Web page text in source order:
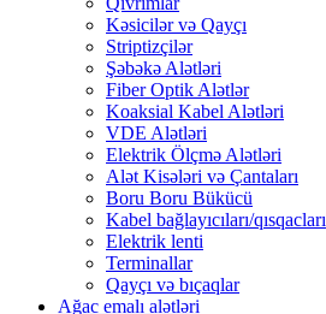
Kəsicilər və Qayçı
Striptizçilər
Şəbəkə Alətləri
Fiber Optik Alətlər
Koaksial Kabel Alətləri
VDE Alətləri
Elektrik Ölçmə Alətləri
Alət Kisələri və Çantaları
Boru Boru Bükücü
Kabel bağlayıcıları/qısqacları
Elektrik lenti
Terminallar
Qayçı və bıçaqlar
Ağac emalı alətləri